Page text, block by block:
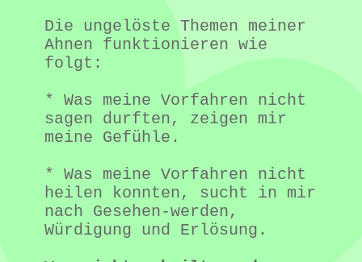
Die ungelöste Themen meiner
Ahnen funktionieren wie
folgt:
* Was meine Vorfahren nicht
sagen durften, zeigen mir
meine Gefühle.
* Was meine Vorfahren nicht
heilen konnten, sucht in mir
nach Gesehen-werden,
Würdigung und Erlösung.